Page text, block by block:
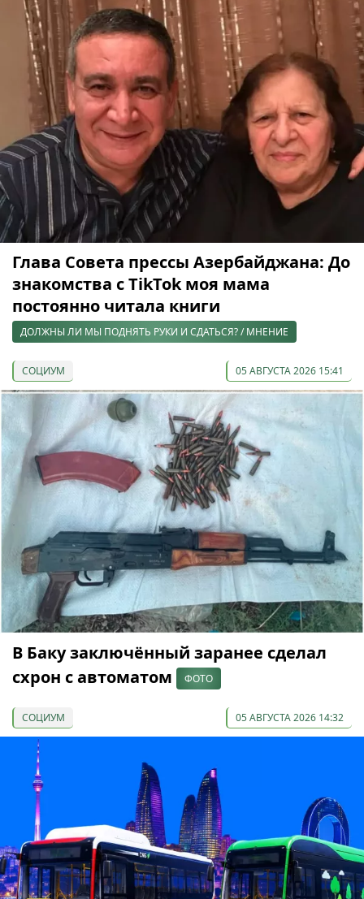
Глава Совета прессы Азербайджана: До
знакомства с TikTok моя мама
постоянно читала книги
ДОЛЖНЫ ЛИ МЫ ПОДНЯТЬ РУКИ И СДАТЬСЯ? / МНЕНИЕ
СОЦИУМ 05 АВГУСТА 2026 15:41
В Баку заключённый заранее сделал
схрон с автоматом
ФОТО
СОЦИУМ 05 АВГУСТА 2026 14:32